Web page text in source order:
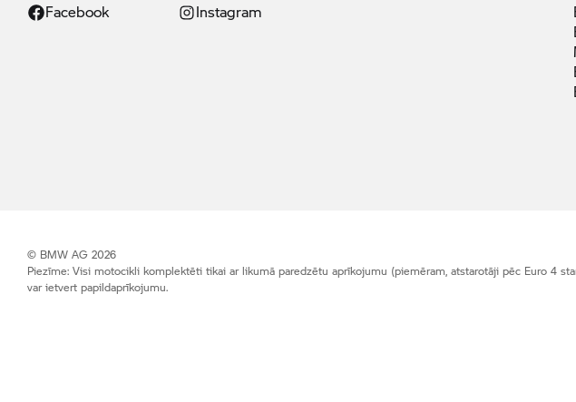
Facebook Instagram
© BMW AG 2026
Piezīme: Visi motocikli komplektēti tikai ar likumā paredzētu aprīkojumu (piemēram, atstarotāji pēc Euro 4
var ietvert papildaprīkojumu.